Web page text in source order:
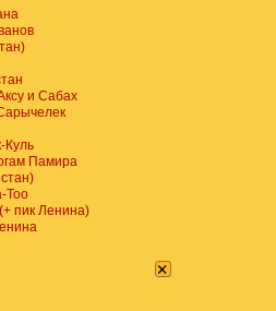
и Сабах
Куль
Памира
Тоо
пик Ленина)
×